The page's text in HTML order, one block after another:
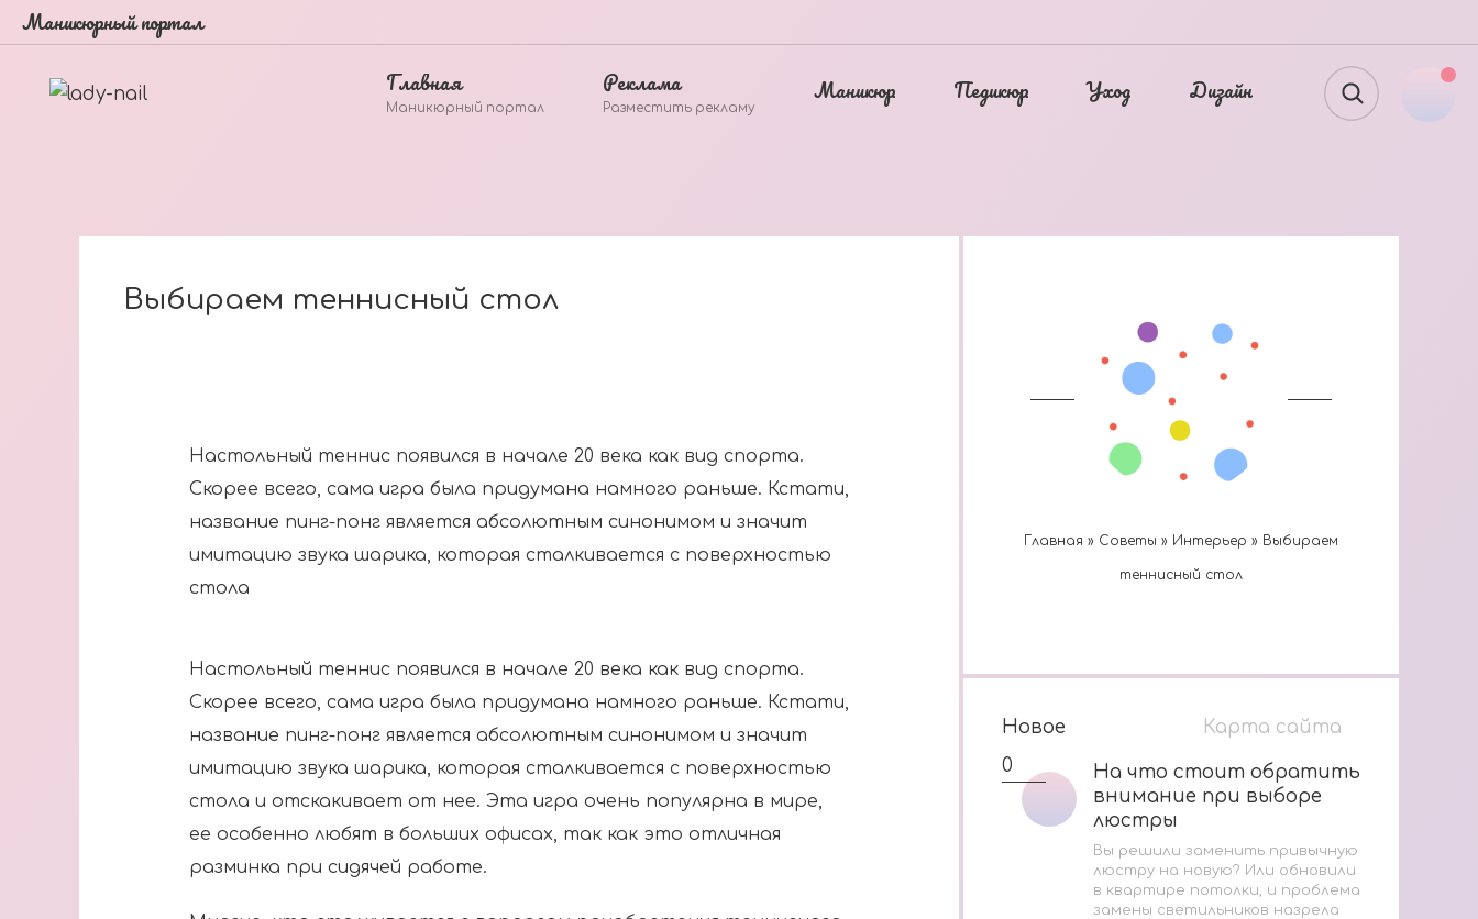
Маникюрный портал
Главная
Маникюрный портал
Реклама
Разместить рекламу
Маникюр Педикюр Уход Дизайн
Выбираем теннисный стол
Настольный теннис появился в начале 20 века как вид спорта.
Скорее всего, сама игра была придумана намного раньше. Кстати,
название пинг-понг является абсолютным синонимом и значит
имитацию звука шарика, которая сталкивается с поверхностью
стола
Настольный теннис появился в начале 20 века как вид спорта.
Скорее всего, сама игра была придумана намного раньше. Кстати,
название пинг-понг является абсолютным синонимом и значит
имитацию звука шарика, которая сталкивается с поверхностью
стола и отскакивает от нее. Эта игра очень популярна в мире,
ее особенно любят в больших офисах, так как это отличная
разминка при сидячей работе.
Главная » Cоветы » Интерьер » Выбираем
теннисный стол
Новое
Карта сайта
0
На что стоит обратить
внимание при выборе
люстры
На что стоит обратить
внимание при выборе
люстры
Вы решили заменить привычную
люстру на новую? Или обновили
в квартире потолки, и проблема
замены светильников назрела